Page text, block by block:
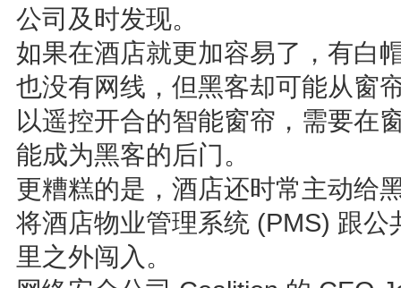
公司及时发现。
如果在酒店就更加容易了，有白
也没有网线，但黑客却可能从窗
以遥控开合的智能窗帘，需要在
能成为黑客的后门。
更糟糕的是，酒店还时常主动给
将酒店物业管理系统 (PMS) 跟
里之外闯入。